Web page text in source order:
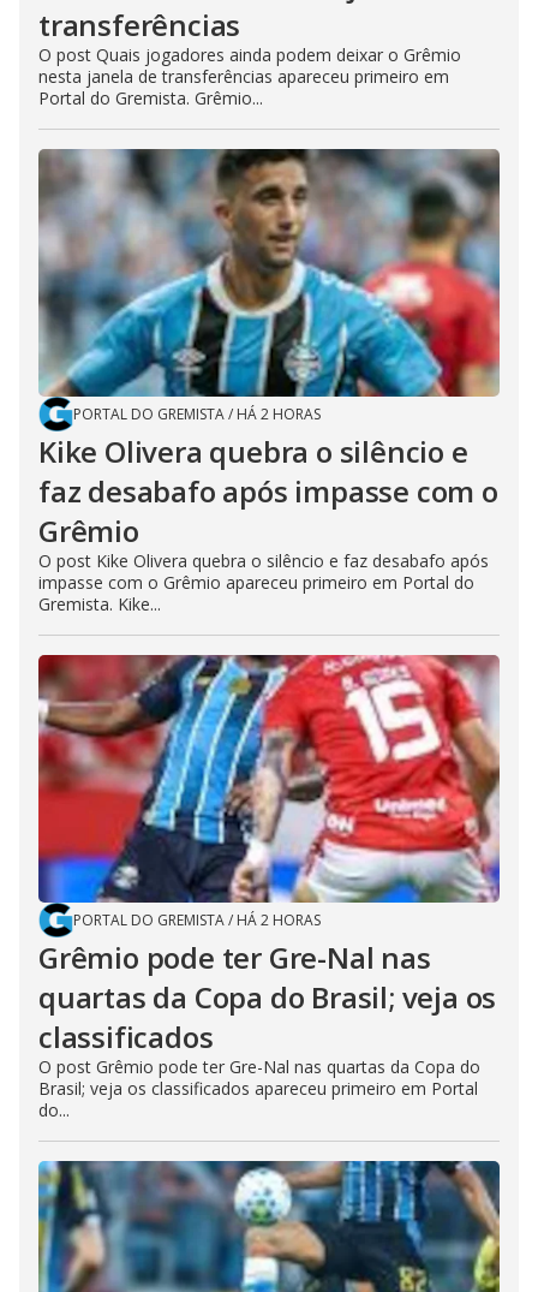
transferências
O post Quais jogadores ainda podem deixar o Grêmio
nesta janela de transferências apareceu primeiro em
Portal do Gremista. Grêmio...
PORTAL DO GREMISTA/ HÁ 2 HORAS
Kike Olivera quebra o silêncio e
faz desabafo após impasse com o
Grêmio
O post Kike Olivera quebra o silêncio e faz desabafo após
impasse com o Grêmio apareceu primeiro em Portal do
Gremista. Kike...
PORTAL DO GREMISTA/ HÁ 2 HORAS
Grêmio pode ter Gre-Nal nas
quartas da Copa do Brasil; veja os
classificados
O post Grêmio pode ter Gre-Nal nas quartas da Copa do
Brasil; veja os classificados apareceu primeiro em Portal
do...